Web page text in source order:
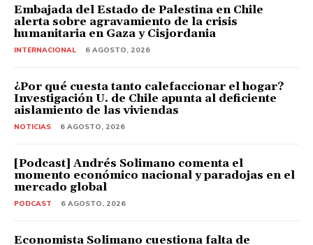
Embajada del Estado de Palestina en Chile
alerta sobre agravamiento de la crisis
humanitaria en Gaza y Cisjordania
INTERNACIONAL 6 AGOSTO, 2026
¿Por qué cuesta tanto calefaccionar el hogar?
Investigación U. de Chile apunta al deficiente
aislamiento de las viviendas
NOTICIAS 6 AGOSTO, 2026
[Podcast] Andrés Solimano comenta el
momento económico nacional y paradojas en el
mercado global
PODCAST 6 AGOSTO, 2026
Economista Solimano cuestiona falta de